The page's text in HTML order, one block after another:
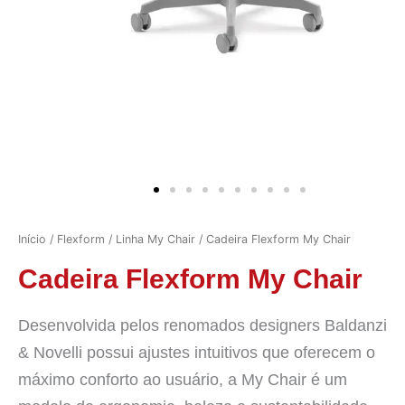
Início / Flexform / Linha My Chair / Cadeira Flexform My Chair
Cadeira Flexform My Chair
Desenvolvida pelos renomados designers Baldanzi
& Novelli possui ajustes intuitivos que oferecem o
máximo conforto ao usuário, a My Chair é um